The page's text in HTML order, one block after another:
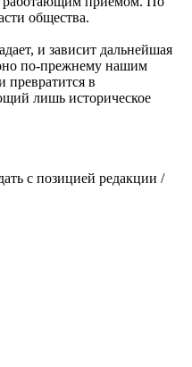
общества.
и зависит дальнейшая
по-прежнему нашим
в
лишь историческое
с позицией редакции /